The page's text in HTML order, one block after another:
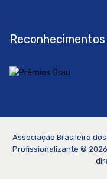
Reconhecimentos
Associação Brasileira
Profissionalizante © 2026